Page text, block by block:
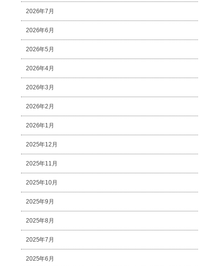
2026年7月
2026年6月
2026年5月
2026年4月
2026年3月
2026年2月
2026年1月
2025年12月
2025年11月
2025年10月
2025年9月
2025年8月
2025年7月
2025年6月